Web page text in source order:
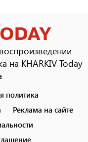
на KHARKIV Today
политика
Реклама на сайте